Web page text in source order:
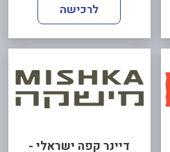
לרכישה
דיינר קפה ישראלי -